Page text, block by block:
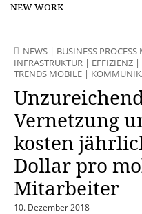
NEW WORK
NEWS | BUSINESS
INFRASTRUKTUR | EFFIZIENZ |
TRENDS MOBILE |
Vernetzung
kosten
Dollar pro
Mitarbeiter
10. Dezember 2018